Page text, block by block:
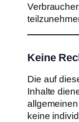
Keine
Die auf
Inhalte
keine